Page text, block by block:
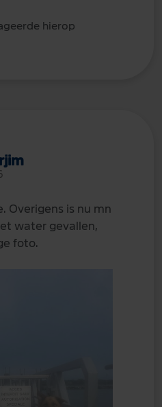
hierop
Overigens is nu mn
water gevallen,
foto.